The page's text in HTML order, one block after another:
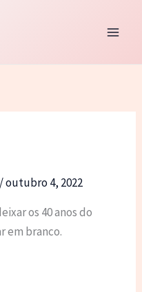
/outubro 4, 2022
os 40 anos do
em branco.